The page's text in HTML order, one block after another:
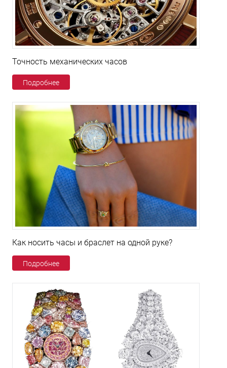
Точность механических часов
Подробнее
Как носить часы и браслет на одной руке?
Подробнее